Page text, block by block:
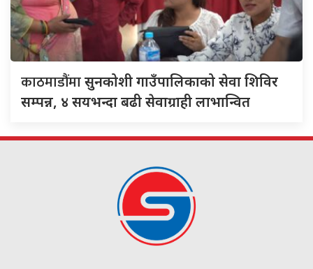
काठमाडौंमासुनकोशी गाउँपालिकाको सेवा शिविर
सम्पन्न, ४ सयभन्दा बढी सेवाग्राही लाभान्वित